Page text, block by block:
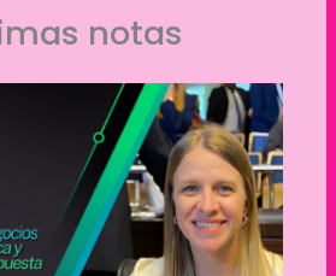
notas